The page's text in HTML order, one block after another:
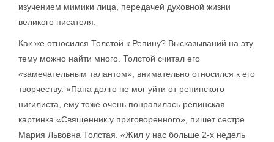
изучением мимики лица, передачей духовной жизни
великого писателя.
Как же относился Толстой к Репину? Высказываний на эту
тему можно найти много. Толстой считал его
«замечательным талантом», внимательно относился к его
творчеству. «Папа долго не мог уйти от репинского
нигилиста, ему тоже очень понравилась репинская
картинка «Священник у приговоренного», пишет сестре
Мария Львовна Толстая. «Жил у нас больше 2-х недель